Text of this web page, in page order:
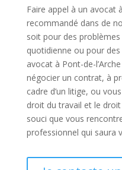
Faire appel à un avocat
recommandé dans de
soit pour des
quotidienne ou pour
avocat à Pont-de-
négocier un contrat, à
cadre d’un litige, ou
droit du travail et le
souci que vous
professionnel qui saura